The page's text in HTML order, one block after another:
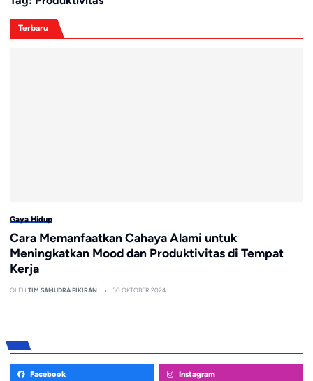
Terbaru
Gaya Hidup
Cara Memanfaatkan Cahaya Alami untuk
Meningkatkan Mood dan Produktivitas di Tempat
Kerja
OLEH TIM SAMUDRA PIKIRAN 30 OKTOBER 2024
Facebook Instagram